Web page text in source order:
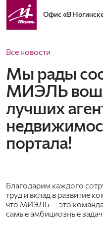
Офис«В
Все новости
Мы рады
МИЭЛЬ
лучших
портала!
Благодарим каждого
труд и вклад в развитие
что МИЭЛЬ — это
самые амбициозные